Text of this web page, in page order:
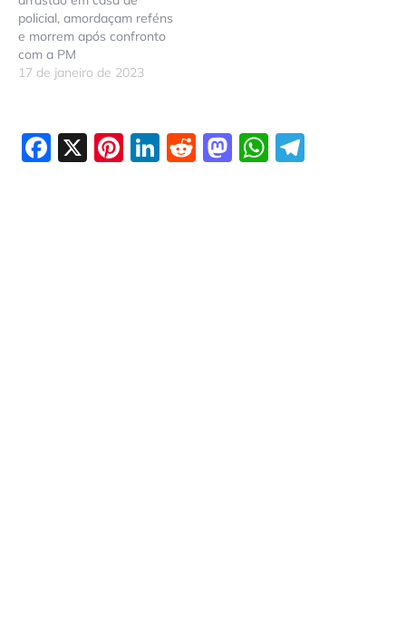
policial, amordaçam reféns
e morrem após confronto
com a PM
17 de janeiro de 2023
Facebook
X Pinterest
LinkedIn
Reddit
Mastodon